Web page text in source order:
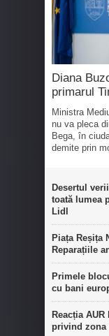
Diana
primarul
Ministra
nu va pleca
Bega, în
demite prin
Desertul
toată lumea
Lidl
Piața Reșița
Reparațiile
Primele
cu bani
Reacția
privind zona